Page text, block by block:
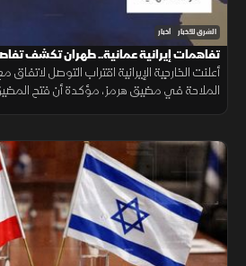
الشرق للأخبار أخبار
تفاهمات إيرانية عمانية.. طهران تكشف
أعلنت الخارجية الإيرانية اقتراب التوصل
الملاحة في مضيق هرمز، مؤكدة أن فتح